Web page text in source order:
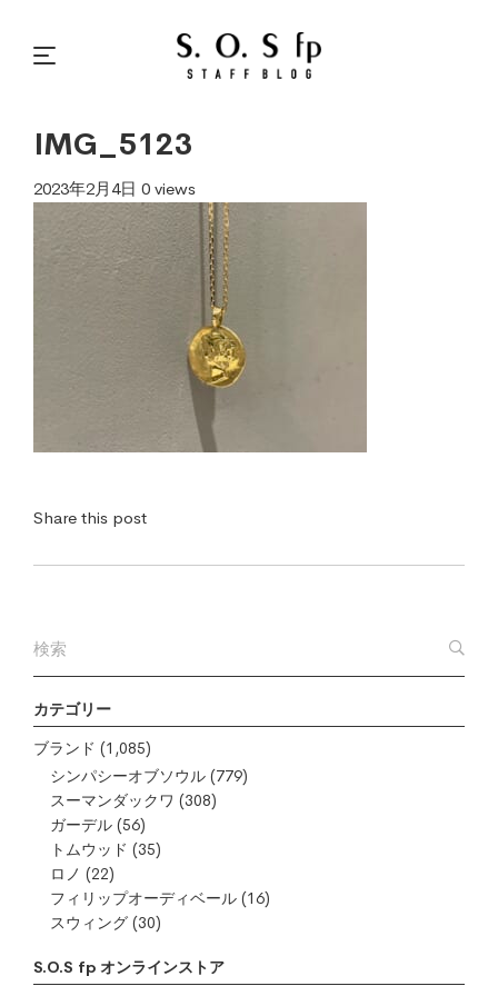
カテゴリー
ブランド (1,085)
シンパシーオブソウル (779)
スーマンダックワ (308)
ガーデル (56)
トムウッド (35)
ロノ (22)
フィリップオーディベール (16)
スウィング (30)
S.O.S fp オンラインストア
IMG_5123
2023年2月4日 0 views
Share this post